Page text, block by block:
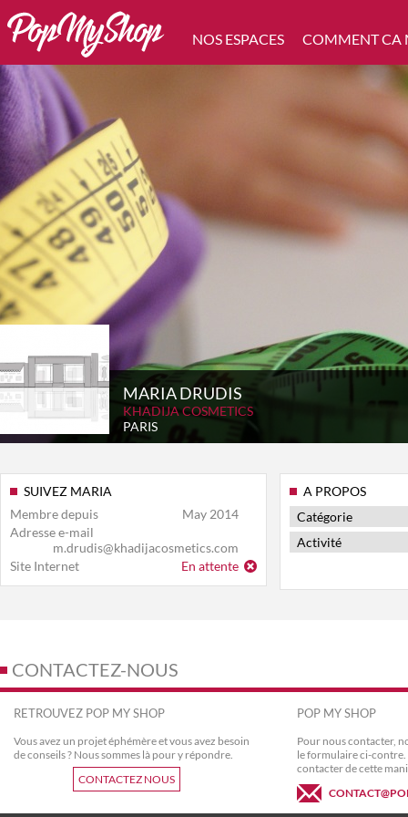
NOS ESPACES COMMENT CA
MARIA DRUDIS
KHADIJA COSMETICS
PARIS
SUIVEZ MARIA
Membre depuis
May 2014
Adresse e-mail
m.drudis@khadijacosmetics.com
Site Internet
En attente
A PROPOS
Catégorie
Activité
CONTACTEZ-NOUS
RETROUVEZ POP MY SHOP
Vous avez un projet éphémère et vous avez besoin
de conseils ? Nous sommes là pour y répondre.
CONTACTEZ NOUS
POP MY SHOP
Pour nous contacter,
le formulaire ci-contre.
contacter de cette